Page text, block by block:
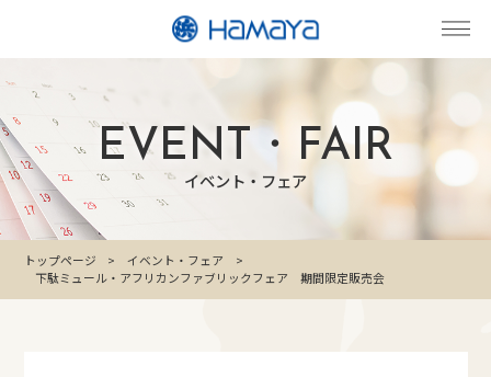
EVENT・FAIR
イベント・フェア
トップページ
イベント・フェア
下駄ミュール・アフリカンファブリックフェア 期間限定販売会